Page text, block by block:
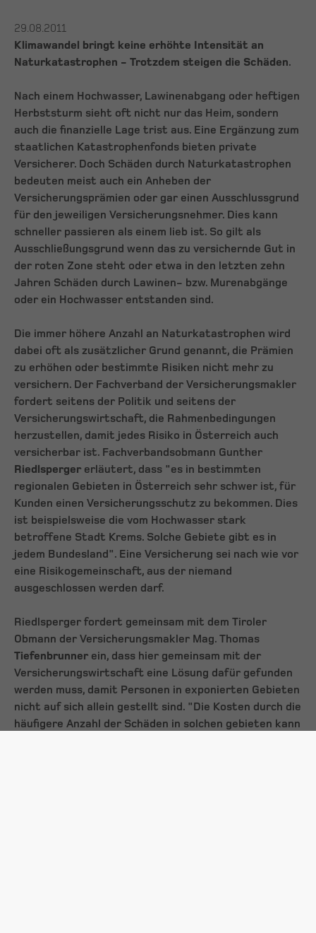
29.08.2011
Klimawandel bringt keine erhöhte Intensität an
Naturkatastrophen - Trotzdem steigen die Schäden.
Nach einem Hochwasser, Lawinenabgang oder heftigen
Herbststurm sieht oft nicht nur das Heim, sondern
auch die finanzielle Lage trist aus. Eine Ergänzung zum
staatlichen Katastrophenfonds bieten private
Versicherer. Doch Schäden durch Naturkatastrophen
bedeuten meist auch ein Anheben der
Versicherungsprämien oder gar einen Ausschlussgrund
für den jeweiligen Versicherungsnehmer. Dies kann
schneller passieren als einem lieb ist. So gilt als
Ausschließungsgrund wenn das zu versichernde Gut in
der roten Zone steht oder etwa in den letzten zehn
Jahren Schäden durch Lawinen- bzw. Murenabgänge
oder ein Hochwasser entstanden sind.
Die immer höhere Anzahl an Naturkatastrophen wird
dabei oft als zusätzlicher Grund genannt, die Prämien
zu erhöhen oder bestimmte Risiken nicht mehr zu
versichern. Der Fachverband der Versicherungsmakler
fordert seitens der Politik und seitens der
Versicherungswirtschaft, die Rahmenbedingungen
herzustellen, damit jedes Risiko in Österreich auch
versicherbar ist. Fachverbandsobmann Gunther
Riedlsperger erläutert, dass "es in bestimmten
regionalen Gebieten in Österreich sehr schwer ist, für
Kunden einen Versicherungsschutz zu bekommen. Dies
ist beispielsweise die vom Hochwasser stark
betroffene Stadt Krems. Solche Gebiete gibt es in
jedem Bundesland". Eine Versicherung sei nach wie vor
eine Risikogemeinschaft, aus der niemand
ausgeschlossen werden darf.
Riedlsperger fordert gemeinsam mit dem Tiroler
Obmann der Versicherungsmakler Mag. Thomas
Tiefenbrunner ein, dass hier gemeinsam mit der
Versicherungswirtschaft eine Lösung dafür gefunden
werden muss, damit Personen in exponierten Gebieten
nicht auf sich allein gestellt sind. "Die Kosten durch die
häufigere Anzahl der Schäden in solchen gebieten kann